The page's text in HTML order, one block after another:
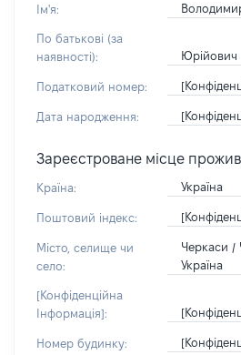
Ім'я:
По батькові (за
наявності):
Юрійович
Податковий номер:
Дата народження:
Зареєстроване місце
Країна: Україна
Поштовий індекс:
Місто, селище чи
село:
Черкаси /
Україна
[Конфіденційна
Інформація]:
Номер будинку: